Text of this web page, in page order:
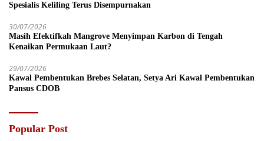
Spesialis Keliling Terus Disempurnakan
30/07/2026
Masih Efektifkah Mangrove Menyimpan Karbon di Tengah
Kenaikan Permukaan Laut?
29/07/2026
Kawal Pembentukan Brebes Selatan, Setya Ari Kawal Pembentukan
Pansus CDOB
Popular Post